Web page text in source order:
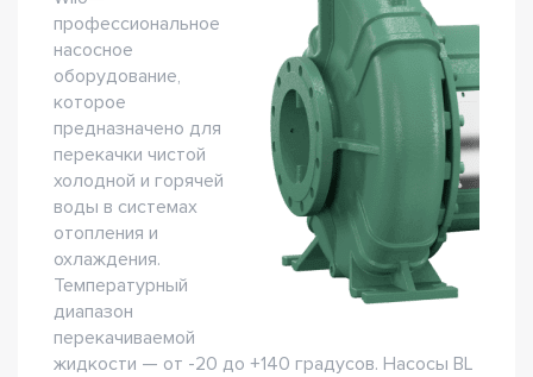
профессиональное
насосное
оборудование,
которое
предназначено для
перекачки чистой
холодной и горячей
воды в системах
отопления и
охлаждения.
Температурный
диапазон
перекачиваемой
жидкости — от -20 до +140 градусов. Насосы BL